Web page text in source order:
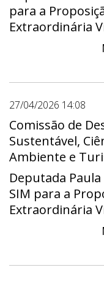
para a
Extraordinária
27/04/2026 14:08
Comissão de
Sustentável,
Ambiente e
Deputada
SIM para a
Extraordinária